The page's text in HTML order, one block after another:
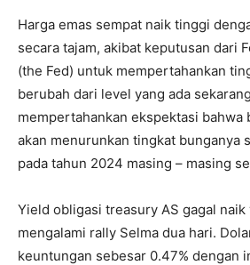
Harga emas sempat naik tinggi
secara tajam, akibat keputusan dari
(the Fed) untuk mempertahankan
berubah dari level yang ada
mempertahankan ekspektasi bahwa
akan menurunkan tingkat bunganya
pada tahun 2024 masing – masing
Yield obligasi treasury AS gagal naik
mengalami rally Selma dua hari.
keuntungan sebesar 0.47% dengan